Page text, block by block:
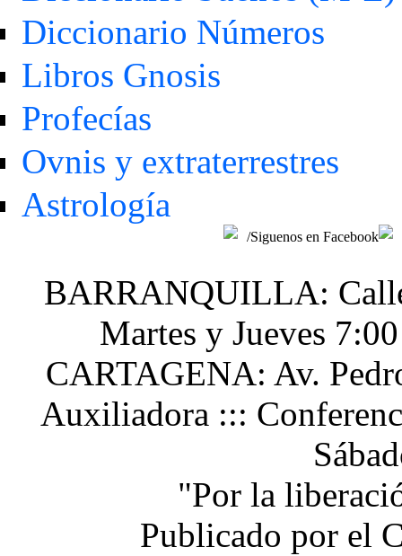
Diccionario Números
Libros Gnosis
Profecías
Ovnis y extraterrestres
Astrología
/Siguenos en Facebook
BARRANQUILLA:
Martes y Jueves
CARTAGENA: Av.
Auxiliadora :::
"Por la
Publicado por el